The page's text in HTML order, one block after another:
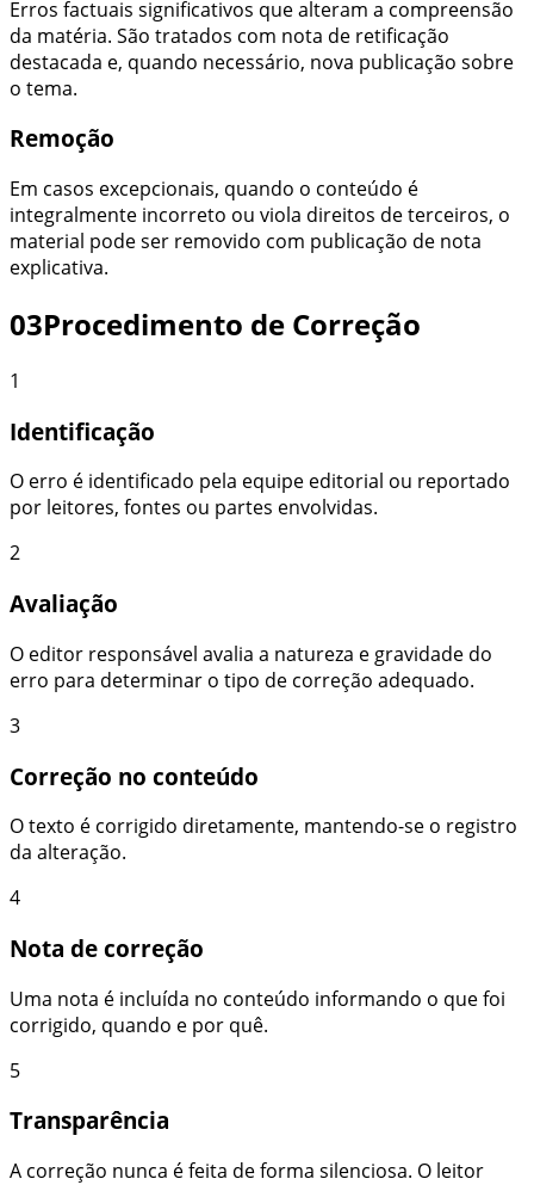
Erros factuais significativos que alteram a compreensão
da matéria. São tratados com nota de retificação
destacada e, quando necessário, nova publicação sobre
o tema.
Remoção
Em casos excepcionais, quando o conteúdo é
integralmente incorreto ou viola direitos de terceiros, o
material pode ser removido com publicação de nota
explicativa.
03Procedimento de Correção
1
Identificação
O erro é identificado pela equipe editorial ou reportado
por leitores, fontes ou partes envolvidas.
2
Avaliação
O editor responsável avalia a natureza e gravidade do
erro para determinar o tipo de correção adequado.
3
Correção no conteúdo
O texto é corrigido diretamente, mantendo-se o registro
da alteração.
4
Nota de correção
Uma nota é incluída no conteúdo informando o que foi
corrigido, quando e por quê.
5
Transparência
A correção nunca é feita de forma silenciosa. O leitor